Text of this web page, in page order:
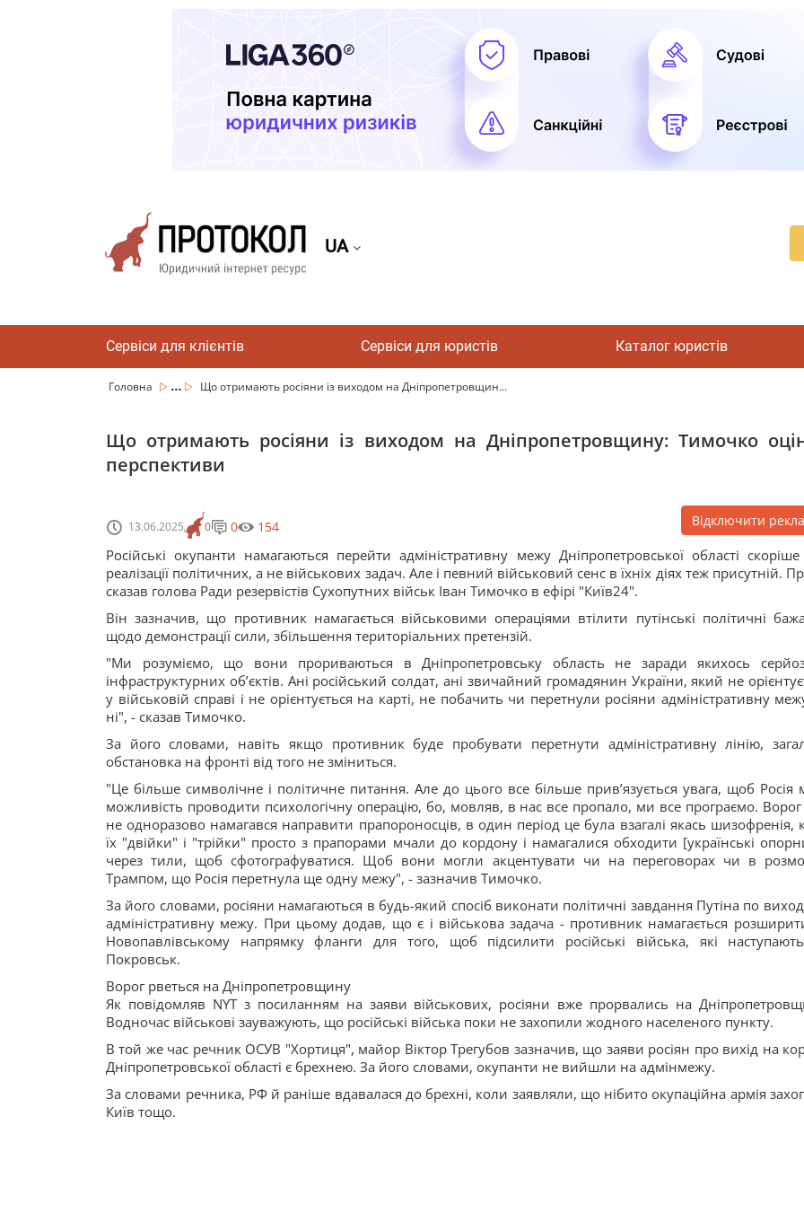
UA
Сервіси для клієнтів Сервіси для юристів Каталог юристів
Головна ... Що отримають росіяни із виходом на Дніпропетровщин...
Що отримають росіяни із виходом на Дніпропетровщину: Тимочко
перспективи
13.06.2025 0 0 154 Відключити
Російські окупанти намагаються перейти адміністративну межу Дніпропетровської області
реалізації політичних, а не військових задач. Але і певний військовий сенс в їхніх діях теж присутній.
сказав голова Ради резервістів Сухопутних військ Іван Тимочко в ефірі "Київ24".
Він зазначив, що противник намагається військовими операціями втілити путінські політичні
щодо демонстрації сили, збільшення територіальних претензій.
"Ми розуміємо, що вони прориваються в Дніпропетровську область не заради якихось
інфраструктурних об’єктів. Ані російський солдат, ані звичайний громадянин України, який не
у військовій справі і не орієнтується на карті, не побачить чи перетнули росіяни адміністративну
ні", - сказав Тимочко.
За його словами, навіть якщо противник буде пробувати перетнути адміністративну лінію,
обстановка на фронті від того не зміниться.
"Це більше символічне і політичне питання. Але до цього все більше прив’язується увага, щоб Росія
можливість проводити психологічну операцію, бо, мовляв, в нас все пропало, ми все програємо.
не одноразово намагався направити прапороносців, в один період це була взагалі якась шизофренія,
їх "двійки" і "трійки" просто з прапорами мчали до кордону і намагалися обходити [українські
через тили, щоб сфотографуватися. Щоб вони могли акцентувати чи на переговорах чи в
Трампом, що Росія перетнула ще одну межу", - зазначив Тимочко.
За його словами, росіяни намагаються в будь-який спосіб виконати політичні завдання Путіна по
адміністративну межу. При цьому додав, що є і військова задача - противник намагається
Новопавлівському напрямку фланги для того, щоб підсилити російські війська, які
Покровськ.
Ворог рветься на Дніпропетровщину
Як повідомляв NYT з посиланням на заяви військових, росіяни вже прорвались на
Водночас військові зауважують, що російські війська поки не захопили жодного населеного пункту.
В той же час речник ОСУВ "Хортиця", майор Віктор Трегубов зазначив, що заяви росіян про вихід на
Дніпропетровської області є брехнею. За його словами, окупанти не вийшли на адмінмежу.
За словами речника, РФ й раніше вдавалася до брехні, коли заявляли, що нібито окупаційна армія
Київ тощо.